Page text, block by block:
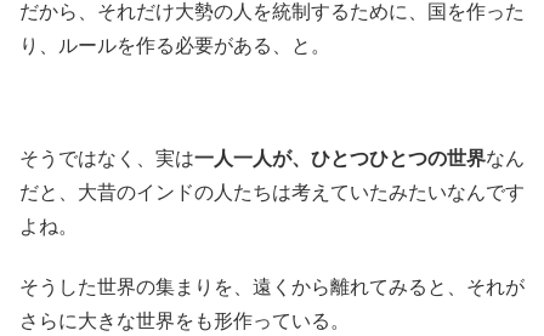
だから、それだけ大勢の人を統制するために、国を作った
り、ルールを作る必要がある、と。
そうではなく、実は一人一人が、ひとつひとつの世界なん
だと、大昔のインドの人たちは考えていたみたいなんです
よね。
そうした世界の集まりを、遠くから離れてみると、それが
さらに大きな世界をも形作っている。